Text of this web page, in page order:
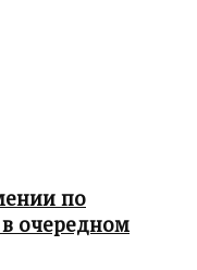
по
очередном